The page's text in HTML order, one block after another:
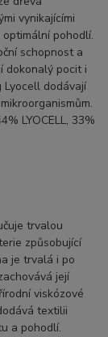
vynikajícími
pohodlí.
schopnost a
dokonalý pocit i
Lyocell dodávají
LYOCELL, 33%
trvalou
způsobující
je trvalá i po
její
viskózové
textilii
a pohodlí.